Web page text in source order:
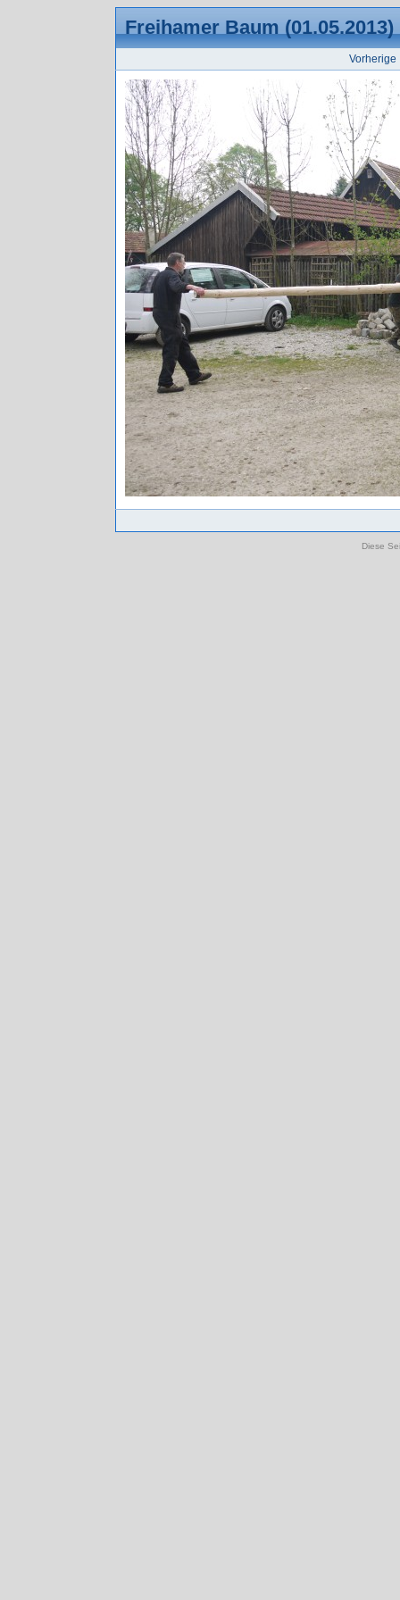
Freihamer Baum (01.05.2013)
Vorherige
Diese